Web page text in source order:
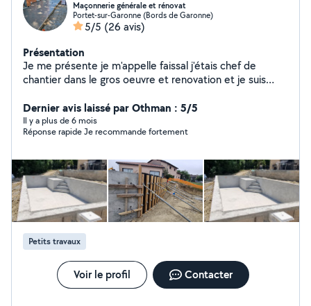
Maçonnerie générale et rénovat
Portet-sur-Garonne (Bords de Garonne)
5/5 (26 avis)
Présentation
Je me présente je m'appelle faissal j'étais chef de
chantier dans le gros oeuvre et renovation et je suis
fondation /terrassements / pose carrelage ...ect) et
maintenant j'ai une société sas avec une assurance
décennal et je suis à votre services hésiter pas de me
Dernier avis laissé par Othman : 5/5
Il y a plus de 6 mois
Réponse rapide Je recommande fortement
Petits travaux
Voir le profil Contacter